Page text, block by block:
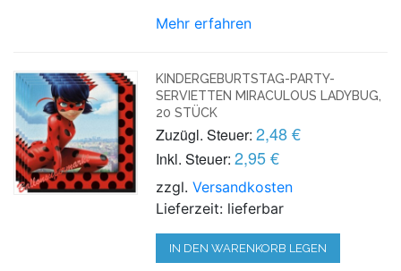
Mehr erfahren
KINDERGEBURTSTAG-PARTY-
SERVIETTEN MIRACULOUS LADYBUG,
20 STÜCK
Zuzügl. Steuer: 2,48 €
Inkl. Steuer: 2,95 €
zzgl.Versandkosten
Lieferzeit: lieferbar
IN DEN WARENKORB LEGEN